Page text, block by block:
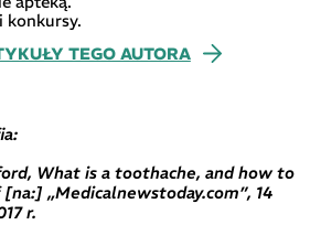
konkursy.
TEGO AUTORA
What is a toothache, and how to
„Medicalnewstoday.com”, 14
r.